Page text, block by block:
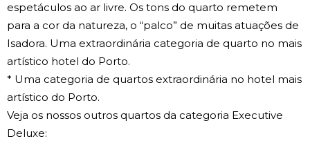
espetáculos ao ar livre. Os tons do quarto remetem
para a cor da natureza, o “palco” de muitas atuações de
Isadora. Uma extraordinária categoria de quarto no mais
artístico hotel do Porto.
* Uma categoria de quartos extraordinária no hotel mais
artístico do Porto.
Veja os nossos outros quartos da categoria Executive
Deluxe: